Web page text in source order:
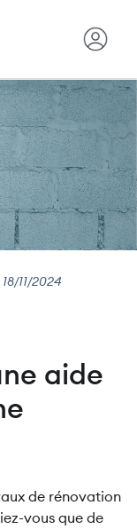
11/2024
aide
de rénovation
vous que de